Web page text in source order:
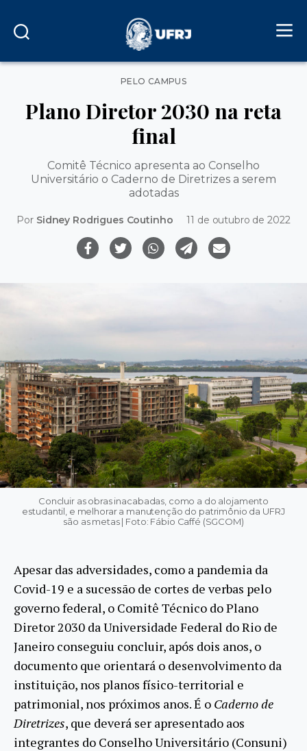
Categorias
PELO CAMPUS
Plano Diretor 2030 na reta
final
Comitê Técnico apresenta ao Conselho
Universitário o Caderno de Diretrizes a serem
adotadas
Por Sidney Rodrigues Coutinho 11 de outubro de 2022
Concluir as obras inacabadas, como a do alojamento
estudantil, e melhorar a manutenção do patrimônio da UFRJ
são as metas | Foto: Fábio Caffé (SGCOM)
Apesar das adversidades, como a pandemia da
Covid-19 e a sucessão de cortes de verbas pelo
governo federal, o Comitê Técnico do Plano
Diretor 2030 da Universidade Federal do Rio de
Janeiro conseguiu concluir, após dois anos, o
documento que orientará o desenvolvimento da
instituição, nos planos físico-territorial e
patrimonial, nos próximos anos. É o Caderno de
Diretrizes, que deverá ser apresentado aos
integrantes do Conselho Universitário (Consuni)